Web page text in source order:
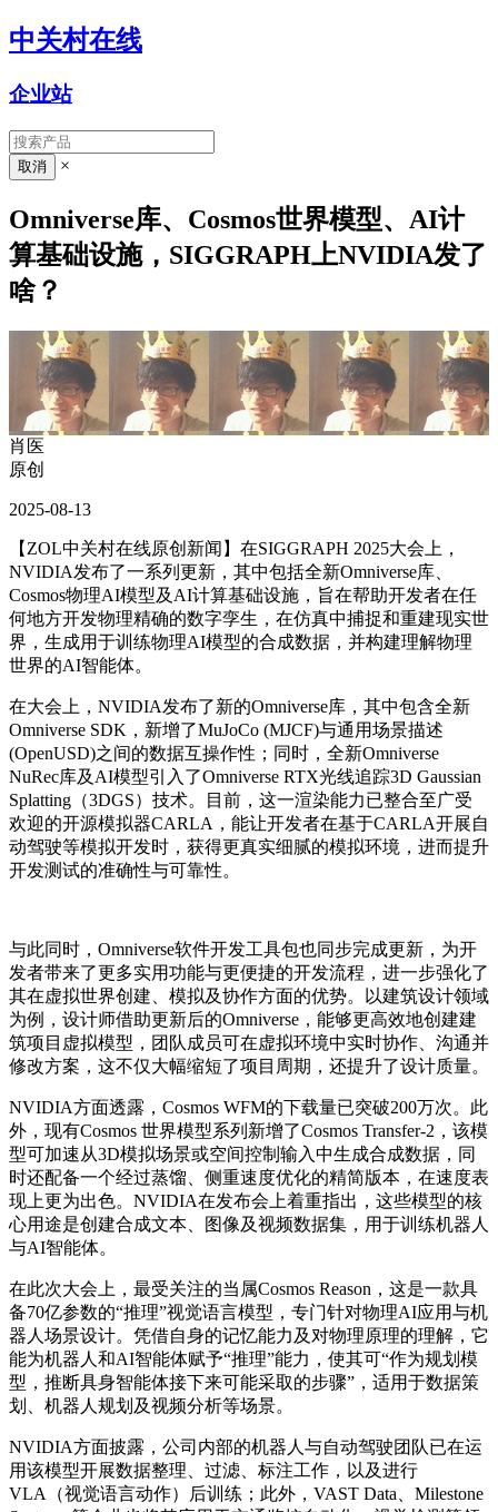
中关村在线
企业站
×
Omniverse库、Cosmos世界模型、AI计
算基础设施，SIGGRAPH上NVIDIA发了
啥？
肖医
原创
2025-08-13
【ZOL中关村在线原创新闻】 在SIGGRAPH 2025大会上，
NVIDIA发布了一系列更新，其中包括全新Omniverse库、
Cosmos物理AI模型及AI计算基础设施，旨在帮助开发者在任
何地方开发物理精确的数字孪生，在仿真中捕捉和重建现实世
界，生成用于训练物理AI模型的合成数据，并构建理解物理
世界的AI智能体。
在大会上，NVIDIA发布了新的Omniverse库，其中包含全新
Omniverse SDK，新增了MuJoCo (MJCF)与通用场景描述
(OpenUSD)之间的数据互操作性；同时，全新Omniverse
NuRec库及AI模型引入了Omniverse RTX光线追踪3D Gaussian
Splatting（3DGS）技术。目前，这一渲染能力已整合至广受
欢迎的开源模拟器CARLA，能让开发者在基于CARLA开展自
动驾驶等模拟开发时，获得更真实细腻的模拟环境，进而提升
开发测试的准确性与可靠性。
与此同时，Omniverse软件开发工具包也同步完成更新，为开
发者带来了更多实用功能与更便捷的开发流程，进一步强化了
其在虚拟世界创建、模拟及协作方面的优势。以建筑设计领域
为例，设计师借助更新后的Omniverse，能够更高效地创建建
筑项目虚拟模型，团队成员可在虚拟环境中实时协作、沟通并
修改方案，这不仅大幅缩短了项目周期，还提升了设计质量。
NVIDIA方面透露，Cosmos WFM的下载量已突破200万次。此
外，现有Cosmos 世界模型系列新增了Cosmos Transfer-2，该模
型可加速从3D模拟场景或空间控制输入中生成合成数据，同
时还配备一个经过蒸馏、侧重速度优化的精简版本，在速度表
现上更为出色。 NVIDIA在发布会上着重指出，这些模型的核
心用途是创建合成文本、图像及视频数据集，用于训练机器人
与AI智能体。
在此次大会上，最受关注的当属Cosmos Reason ， 这是一款具
备70亿参数的“推理”视觉语言模型，专门针对物理AI应用与机
器人场景设计。凭借自身的记忆能力及对物理原理的理解，它
能为机器人和AI智能体赋予“推理”能力，使其可“作为规划模
型，推断具身智能体接下来可能采取的步骤”，适用于数据策
划、机器人规划及视频分析等场景。
NVIDIA方面披露，公司内部的机器人与自动驾驶团队已在运
用该模型开展数据整理、过滤、标注工作，以及进行
VLA（视觉语言动作）后训练；此外，VAST Data、Milestone